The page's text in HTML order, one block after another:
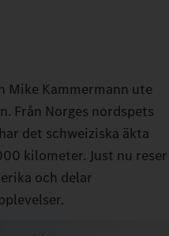
Mike Kammermann ute
Från Norges nordspets
det schweiziska äkta
kilometer. Just nu reser
och delar